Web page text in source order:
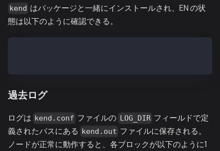
kend はパッケージと一緒にインストールされ、EN の状
態は以下のように確認できる。
過去ログ
ログは kend.conf ファイルの LOG_DIR フィールドで定
義されたパスにある kend.out ファイルに保存される。
ノードが正常に動作すると、各ブロックが以下のように1